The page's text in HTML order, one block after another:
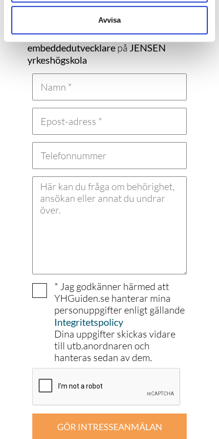
Avvisa
Här kan du kontakta
utbildningsanordnaren omIoT- och
embeddedutvecklare på JENSEN
yrkeshögskola
* Jag godkänner härmed att
YHGuiden.se hanterar mina
personuppgifter enligt gällande
Integritetspolicy
Dina uppgifter skickas vidare
till utb.anordnaren och
hanteras sedan av dem.
GÖR INTRESSEANMÄLAN